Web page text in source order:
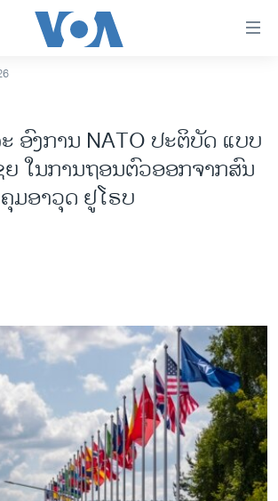
າທີບໍດີ ສະຫະລັດ 2024
ນຂ່າວ
ໂລຈີ
ອົງ​ການ NATO ປະ​ຕິ​ບັດ​ ​ແບບ​
ຍ ໃນ​ການ​ຖອນ​ຕົວ​ອອກ​ຈາກ​ສົນ​
ມອາ​ວຸດ ຢູ​ໂຣບ